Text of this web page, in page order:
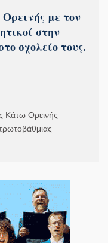
με τον
στην
σχολείο τους.
Κάτω Ορεινής